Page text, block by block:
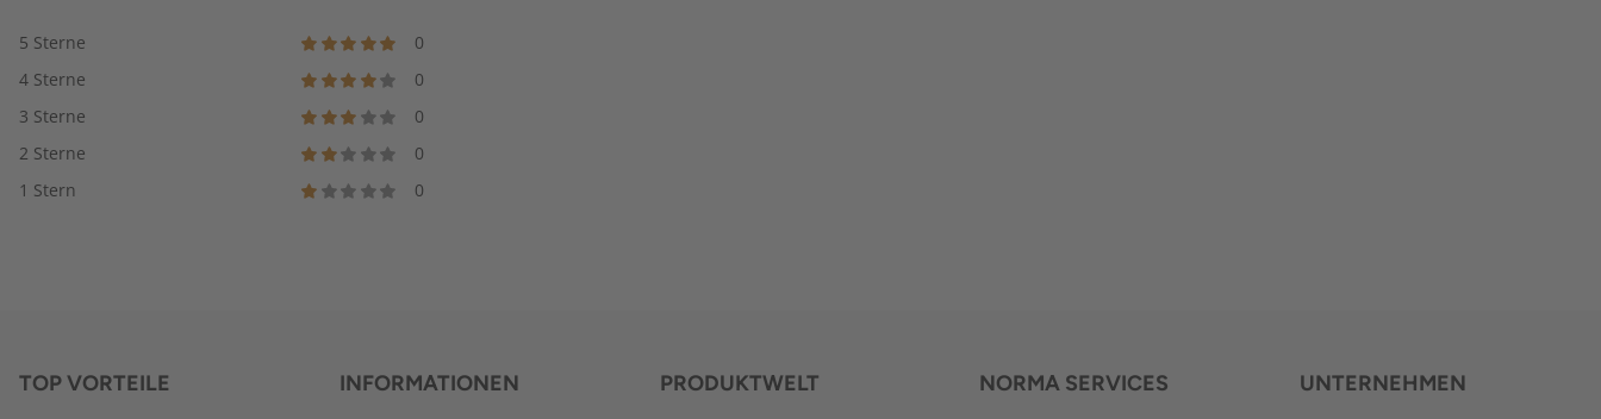
5 Sterne
0
4 Sterne
0
3 Sterne
0
2 Sterne
0
1 Stern
0
TOP VORTEILE INFORMATIONEN PRODUKTWELT NORMA SERVICES UNTERNEHMEN